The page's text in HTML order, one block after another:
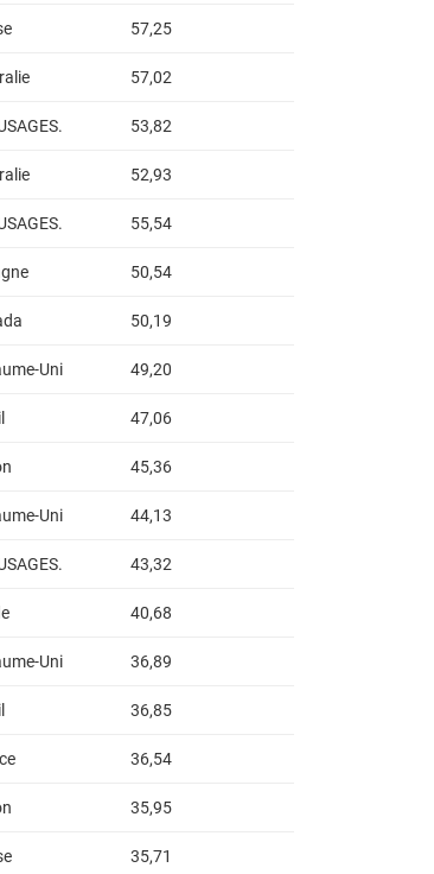
57,25
57,02
53,82
52,93
55,54
50,54
50,19
Uni 49,20
47,06
45,36
Uni 44,13
43,32
40,68
Uni 36,89
36,85
36,54
35,95
35,71